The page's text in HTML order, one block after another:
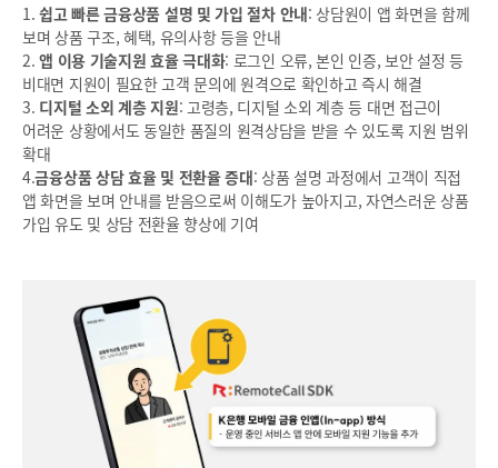
1.쉽고 빠른 금융상품 설명 및 가입 절차 안내: 상담원이 앱 화면을 함께
보며 상품 구조, 혜택, 유의사항 등을 안내
2.앱 이용 기술지원 효율 극대화: 로그인 오류, 본인 인증, 보안 설정 등
비대면 지원이 필요한 고객 문의에 원격으로 확인하고 즉시 해결
3. 디지털 소외 계층 지원: 고령층, 디지털 소외 계층 등 대면 접근이
어려운 상황에서도 동일한 품질의 원격상담을 받을 수 있도록 지원 범위
확대
4.금융상품 상담 효율 및 전환율 증대: 상품 설명 과정에서 고객이 직접
앱 화면을 보며 안내를 받음으로써 이해도가 높아지고, 자연스러운 상품
가입 유도 및 상담 전환율 향상에 기여